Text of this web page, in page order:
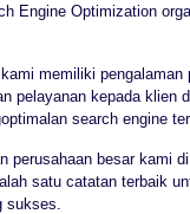
Engine Optimization
memiliki pengalaman
pelayanan kepada klien
search engine
perusahaan besar kami
satu catatan terbaik
sukses.